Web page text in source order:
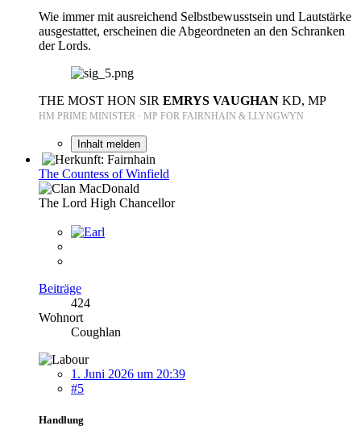
Wie immer mit ausreichend Selbstbewusstsein und Lautstärke
ausgestattet, erscheinen die Abgeordneten an den Schranken
der Lords.
THE MOST HON SIR EMRYS VAUGHAN KD, MP
HM PRIME MINISTER · MP FOR FAIRNHAIN & LLYNGWYN
Inhalt melden
The Countess of Winfield
The Lord High Chancellor
Beiträge
424
Wohnort
Coughlan
1. Juni 2026 um 20:39
#5
Handlung